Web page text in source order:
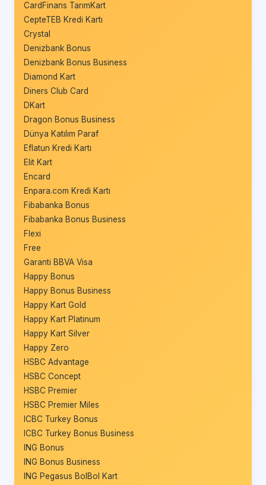
CardFinans TarımKart
CepteTEB Kredi Kartı
Crystal
Denizbank Bonus
Denizbank Bonus Business
Diamond Kart
Diners Club Card
DKart
Dragon Bonus Business
Dünya Katılım Paraf
Eflatun Kredi Kartı
Elit Kart
Encard
Enpara.com Kredi Kartı
Fibabanka Bonus
Fibabanka Bonus Business
Flexi
Free
Garanti BBVA Visa
Happy Bonus
Happy Bonus Business
Happy Kart Gold
Happy Kart Platinum
Happy Kart Silver
Happy Zero
HSBC Advantage
HSBC Concept
HSBC Premier
HSBC Premier Miles
ICBC Turkey Bonus
ICBC Turkey Bonus Business
ING Bonus
ING Bonus Business
ING Pegasus BolBol Kart